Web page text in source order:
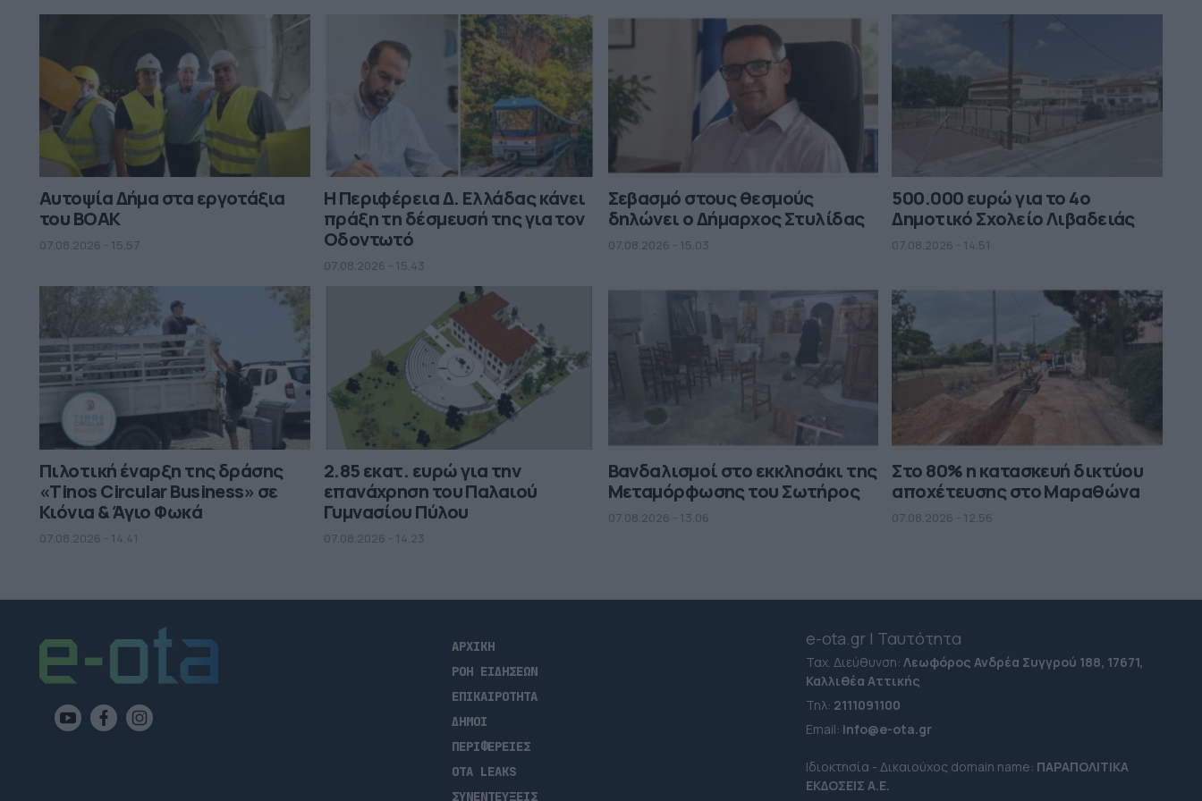
Αυτοψία Δήμα στα εργοτάξια
του ΒΟΑΚ
07.08.2026 - 15.57
Η Περιφέρεια Δ. Ελλάδας κάνει
πράξη τη δέσμευσή της για τον
Οδοντωτό
07.08.2026 - 15.43
Σεβασμό στους θεσμούς
δηλώνει ο Δήμαρχος Στυλίδας
07.08.2026 - 15.03
500.000 ευρώ για το 4ο
Δημοτικό Σχολείο Λιβαδειάς
07.08.2026 - 14.51
Πιλοτική έναρξη της δράσης
«Tinos Circular Business» σε
Κιόνια & Άγιο Φωκά
07.08.2026 - 14.41
2.85 εκατ. ευρώ για την
επανάχρηση του Παλαιού
Γυμνασίου Πύλου
07.08.2026 - 14.23
Βανδαλισμοί στο εκκλησάκι της
Μεταμόρφωσης του Σωτήρος
07.08.2026 - 13.06
Στο 80% η κατασκευή δικτύου
αποχέτευσης στο Μαραθώνα
07.08.2026 - 12.56
ΑΡΧΙΚΗ
ΡΟΗ ΕΙΔΗΣΕΩΝ
ΕΠΙΚΑΙΡΟΤΗΤΑ
ΔΗΜΟΙ
ΠΕΡΙΦΕΡΕΙΕΣ
OTA LEAKS
ΣΥΝΕΝΤΕΥΞΕΙΣ
e-ota.gr | Ταυτότητα
Ταχ. Διεύθυνση:Λεωφόρος Ανδρέα Συγγρού 188, 17671,
Καλλιθέα Αττικής
Τηλ: 2111091100
Εmail: info@e-ota.gr
Ιδιοκτησία - Δικαιούχος domain name: ΠΑΡΑΠΟΛΙΤΙΚΑ
ΕΚΔΟΣΕΙΣ A.E.